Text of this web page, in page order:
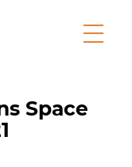
Space